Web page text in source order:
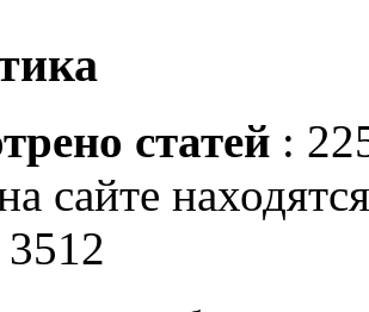
статей :
сайте
3512